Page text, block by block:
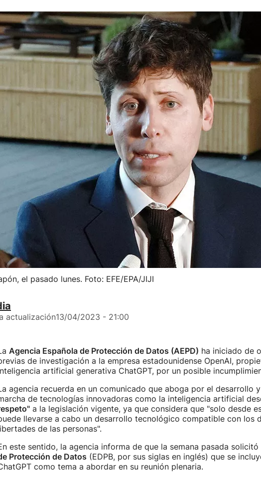
el pasado lunes. Foto: EFE/EPA/JIJI
actualización13/04/2023 - 21:00
Agencia Española de Protección de Datos (AEPD) ha iniciado de
de investigación a la empresa estadounidense OpenAI,
artificial generativa ChatGPT, por un posible
agencia recuerda en un comunicado que aboga por el desarrollo
de tecnologías innovadoras como la inteligencia artificial
a la legislación vigente, ya que considera que "solo desde
llevarse a cabo un desarrollo tecnológico compatible con los
de las personas".
este sentido, la agencia informa de que la semana pasada solicitó
Protección de Datos (EDPB, por sus siglas en inglés) que se
como tema a abordar en su reunión plenaria.